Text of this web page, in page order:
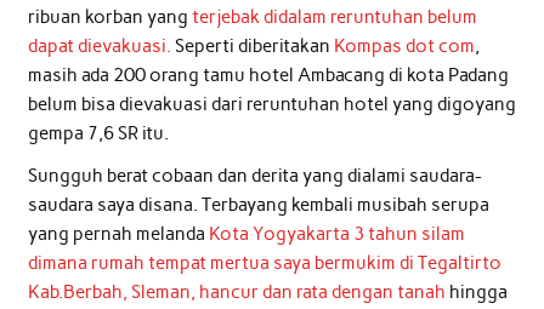
ribuan korban yang terjebak didalam reruntuhan belum
dapat dievakuasi. Seperti diberitakan Kompas dot com,
masih ada 200 orang tamu hotel Ambacang di kota Padang
belum bisa dievakuasi dari reruntuhan hotel yang digoyang
gempa 7,6 SR itu.
Sungguh berat cobaan dan derita yang dialami saudara-
saudara saya disana. Terbayang kembali musibah serupa
yang pernah melanda Kota Yogyakarta 3 tahun silam
dimana rumah tempat mertua saya bermukim di Tegaltirto
Kab.Berbah, Sleman, hancur dan rata dengan tanah hingga